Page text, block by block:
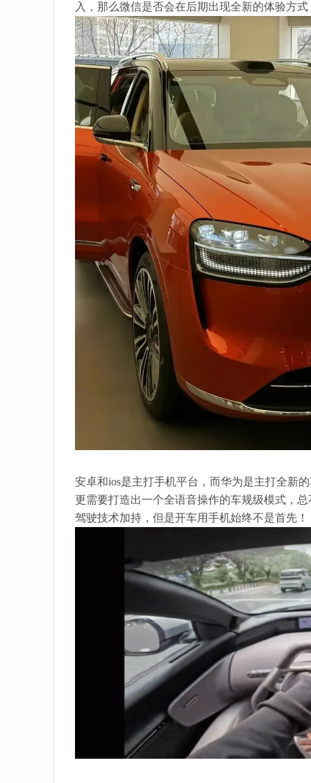
入，那么微信是否会在后期出现全新的体验方
安卓和ios是主打手机平台，而华为是主打全新
更需要打造出一个全语音操作的车规级模式，
驾驶技术加持，但是开车用手机始终不是首先！